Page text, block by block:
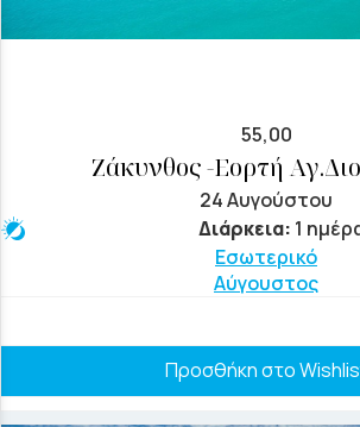
55,00
Ζάκυνθος -Εορτή
24 Αυγούστου
Διάρκεια: 1
Εσωτερικό
Αύγουστος
Προσθήκη στο